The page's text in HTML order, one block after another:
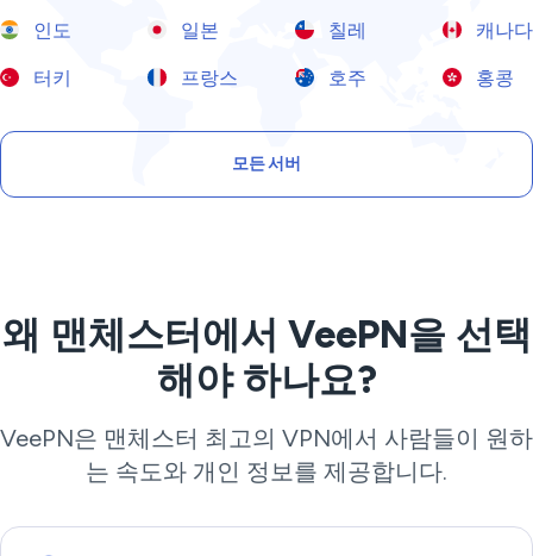
인도 일본 칠레 캐나다
터키 프랑스 호주 홍콩
모든 서버
왜 맨체스터에서 VeePN을 선택
해야 하나요?
VeePN은 맨체스터 최고의 VPN에서 사람들이 원하
는 속도와 개인 정보를 제공합니다.